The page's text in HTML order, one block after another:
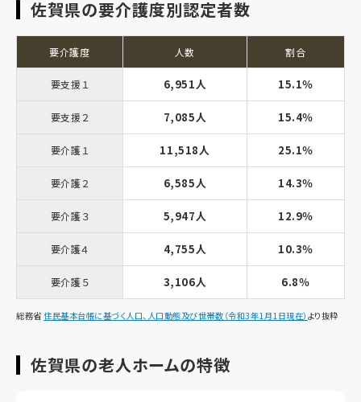
佐賀県の要介護度別認定者数
要介護度 人数 割合
要支援１ 6,951人 15.1％
要支援２ 7,085人 15.4％
要介護１ 11,518人 25.1％
要介護２ 6,585人 14.3％
要介護３ 5,947人 12.9％
要介護４ 4,755人 10.3％
要介護５ 3,106人 6.8％
総務省住民基本台帳に基づく人口、人口動態及び世帯数（令和3年1月1日現在） より抜粋
佐賀県の老人ホームの特徴